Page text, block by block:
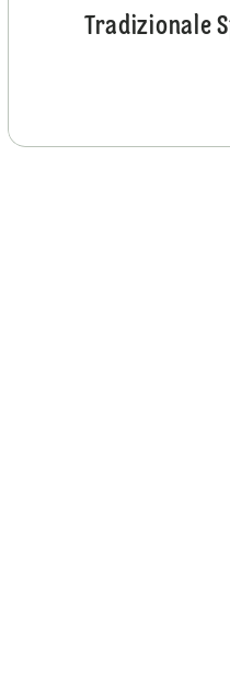
Tradizionale